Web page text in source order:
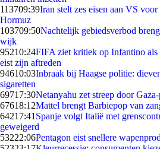
113709:39Iran stelt zes eisen aan VS
Hormuz
103709:50Nachtelijk gebiedsverbod
wijk
95210:24FIFA ziet kritiek op Infantino
eist zijn aftreden
94610:03Inbraak bij Haagse politie:
sigaretten
69717:30Netanyahu zet streep door
67618:12Mattel brengt Barbiepop van
64217:41 Spanje volgt Italië met
geweigerd
53222:06Pentagon eist snellere